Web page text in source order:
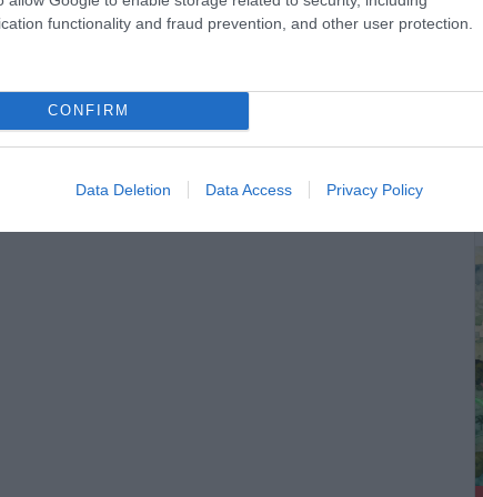
functionality and fraud prevention, and other user protection.
CONFIRM
Data Deletion Data Access Privacy Policy